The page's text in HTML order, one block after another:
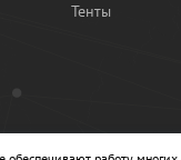
Тенты